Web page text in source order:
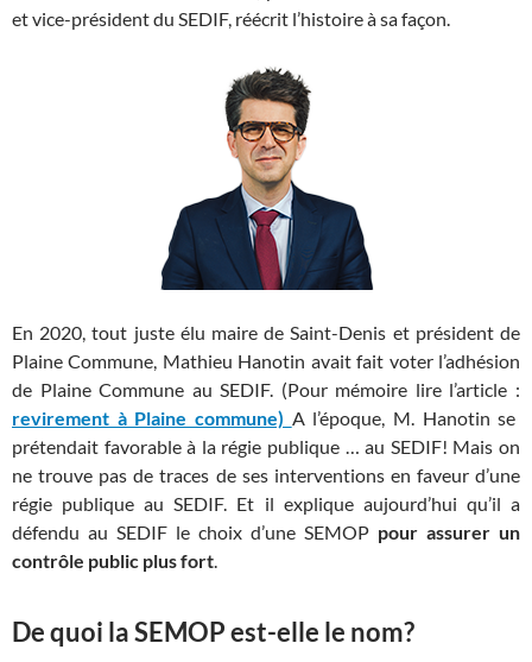
et vice-président du SEDIF, réécrit l’histoire à sa façon.
En 2020, tout juste élu maire de Saint-Denis et président de
Plaine Commune, Mathieu Hanotin avait fait voter l’adhésion
de Plaine Commune au SEDIF. (Pour mémoire lire l’article :
revirement à Plaine commune) A l’époque, M. Hanotin se
prétendait favorable à la régie publique … au SEDIF! Mais on
ne trouve pas de traces de ses interventions en faveur d’une
régie publique au SEDIF. Et il explique aujourd’hui qu’il a
défendu au SEDIF le choix d’une SEMOP pour assurer un
contrôle public plus fort.
De quoi la SEMOP est-elle le nom?